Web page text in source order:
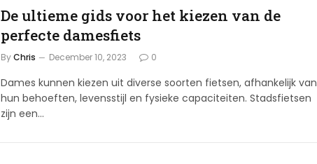
De ultieme gids voor het kiezen van de
perfecte damesfiets
By Chris December 10, 2023 0
Dames kunnen kiezen uit diverse soorten fietsen, afhankelijk van
hun behoeften, levensstijl en fysieke capaciteiten. Stadsfietsen
zijn een…